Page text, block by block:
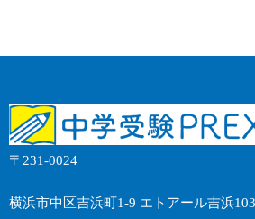
〒231-0024
横浜市中区吉浜町1-9 エトアール吉浜103